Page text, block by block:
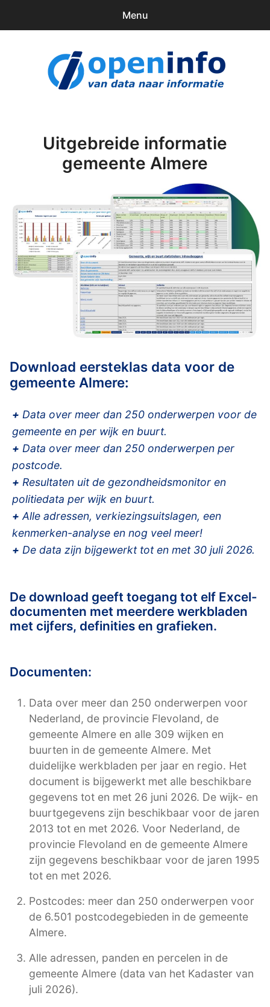
Menu
Downloads
Uitgebreide informatie
gemeente Almere
Download eersteklas data voor de
gemeente Almere:
+ Data over meer dan 250 onderwerpen voor de
gemeente en per wijk en buurt.
+ Data over meer dan 250 onderwerpen per
postcode.
+ Resultaten uit de gezondheidsmonitor en
politiedata per wijk en buurt.
+ Alle adressen, verkiezingsuitslagen, een
kenmerken-analyse en nog veel meer!
+ De data zijn bijgewerkt tot en met 30 juli 2026.
De download geeft toegang tot elf Excel-
documenten met meerdere werkbladen
met cijfers, definities en grafieken.
Documenten:
Data over meer dan 250 onderwerpen voor
Nederland, de provincie Flevoland, de
gemeente Almere en alle 309 wijken en
buurten in de gemeente Almere. Met
duidelijke werkbladen per jaar en regio. Het
document is bijgewerkt met alle beschikbare
gegevens tot en met 26 juni 2026. De wijk- en
buurtgegevens zijn beschikbaar voor de jaren
2013 tot en met 2026. Voor Nederland, de
provincie Flevoland en de gemeente Almere
zijn gegevens beschikbaar voor de jaren 1995
tot en met 2026.
Postcodes: meer dan 250 onderwerpen voor
de 6.501 postcodegebieden in de gemeente
Almere.
Alle adressen, panden en percelen in de
gemeente Almere (data van het Kadaster van
juli 2026).